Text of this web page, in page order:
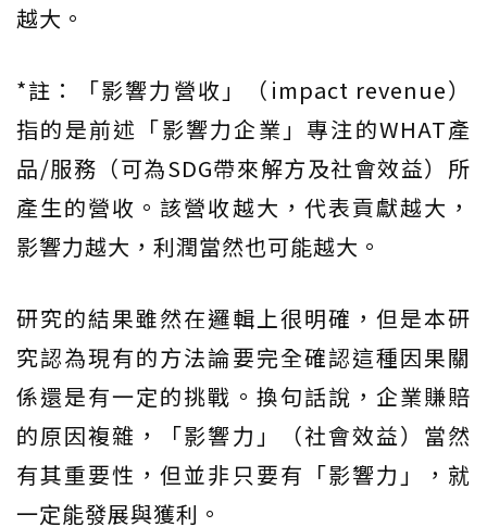
越大。
*註：「影響力營收」（impact revenue）
指的是前述「影響力企業」專注的WHAT產
品/服務（可為SDG帶來解方及社會效益）所
產生的營收。該營收越大，代表貢獻越大，
影響力越大，利潤當然也可能越大。
研究的結果雖然在邏輯上很明確，但是本研
究認為現有的方法論要完全確認這種因果關
係還是有一定的挑戰。換句話說，企業賺賠
的原因複雜，「影響力」（社會效益）當然
有其重要性，但並非只要有「影響力」，就
一定能發展與獲利。